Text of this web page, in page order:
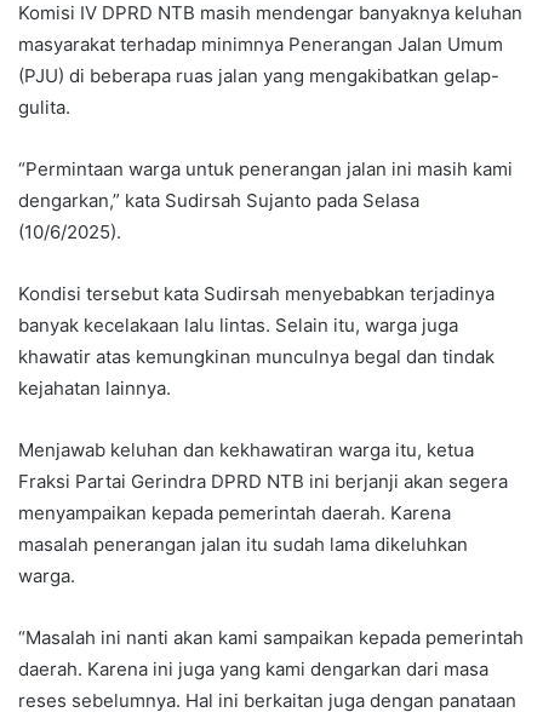
Komisi IV DPRD NTB masih mendengar banyaknya keluhan
masyarakat terhadap minimnya Penerangan Jalan Umum
(PJU) di beberapa ruas jalan yang mengakibatkan gelap-
gulita.
“Permintaan warga untuk penerangan jalan ini masih kami
dengarkan,” kata Sudirsah Sujanto pada Selasa
(10/6/2025).
Kondisi tersebut kata Sudirsah menyebabkan terjadinya
banyak kecelakaan lalu lintas. Selain itu, warga juga
khawatir atas kemungkinan munculnya begal dan tindak
kejahatan lainnya.
Menjawab keluhan dan kekhawatiran warga itu, ketua
Fraksi Partai Gerindra DPRD NTB ini berjanji akan segera
menyampaikan kepada pemerintah daerah. Karena
masalah penerangan jalan itu sudah lama dikeluhkan
warga.
“Masalah ini nanti akan kami sampaikan kepada pemerintah
daerah. Karena ini juga yang kami dengarkan dari masa
reses sebelumnya. Hal ini berkaitan juga dengan panataan